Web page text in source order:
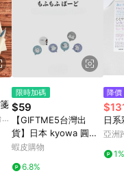
等其他網頁、或
造成追蹤中斷而
品規格、顏色、價
售網頁標示為準。
規定，逾期訂單將
更改條款與法律
準。
限時加碼
$59
【GIFTME5台灣出
貨】日本 kyowa 圓形
便利貼 手賬 索引貼 標
重點 禮物貼 贈品貼
蝦皮購物
6.8%
降價
日
亞洲
1%